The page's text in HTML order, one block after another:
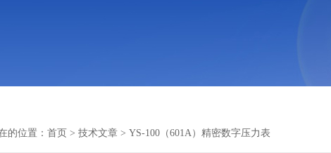
的位置： 首页 > 技术文章 > YS-100（601A）精密数字压力表